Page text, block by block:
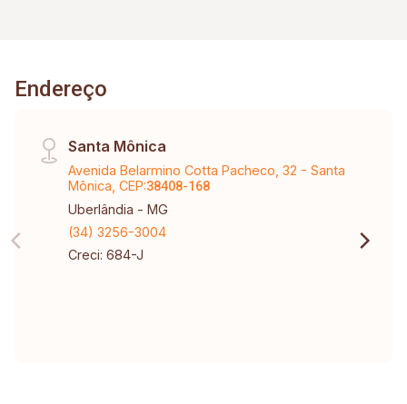
Endereço
Santa Mônica
Avenida Belarmino Cotta Pacheco, 32 - Santa
Mônica, CEP:38408-168
Uberlândia - MG
(34) 3256-3004
Creci: 684-J